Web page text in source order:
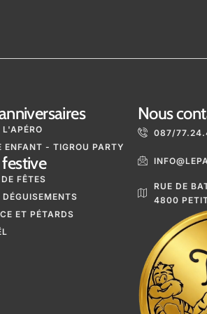
ENFANT - TIGROU PARTY
FÊTES
ET PÉTARDS
Nous
087/
RUE DE
4800